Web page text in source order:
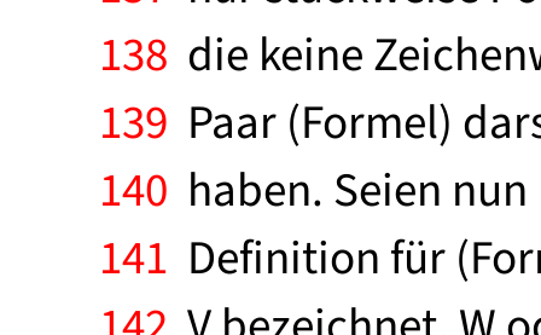
138 die keine
139 Paar (Formel)
140 haben. Seien
141 Definition für